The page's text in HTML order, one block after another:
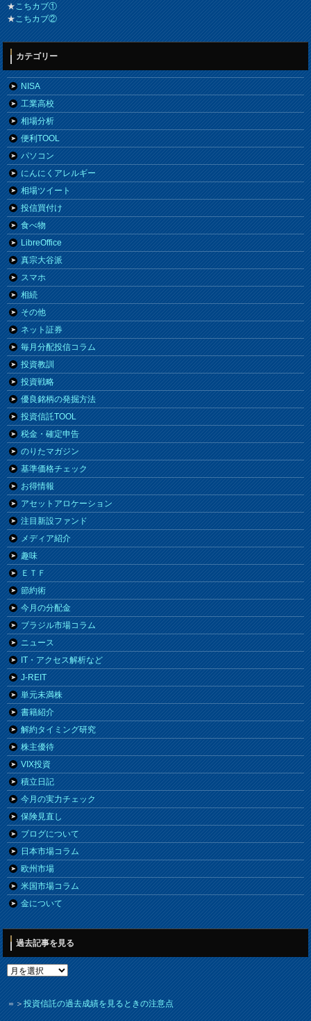
★こちカブ①
★こちカブ②
カテゴリー
NISA
工業高校
相場分析
便利TOOL
パソコン
にんにくアレルギー
相場ツイート
投信買付け
食べ物
LibreOffice
真宗大谷派
スマホ
相続
その他
ネット証券
毎月分配投信コラム
投資教訓
投資戦略
優良銘柄の発掘方法
投資信託TOOL
税金・確定申告
のりたマガジン
基準価格チェック
お得情報
アセットアロケーション
注目新設ファンド
メディア紹介
趣味
ＥＴＦ
節約術
今月の分配金
ブラジル市場コラム
ニュース
IT・アクセス解析など
J-REIT
単元未満株
書籍紹介
解約タイミング研究
株主優待
VIX投資
積立日記
今月の実力チェック
保険見直し
ブログについて
日本市場コラム
欧州市場
米国市場コラム
金について
過去記事を見る
＝＞投資信託の過去成績を見るときの注意点